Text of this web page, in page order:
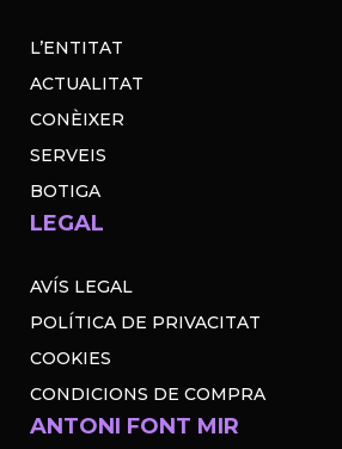
L’ENTITAT
ACTUALITAT
CONÈIXER
SERVEIS
BOTIGA
LEGAL
AVÍS LEGAL
POLÍTICA DE PRIVACITAT
COOKIES
CONDICIONS DE COMPRA
ANTONI FONT MIR